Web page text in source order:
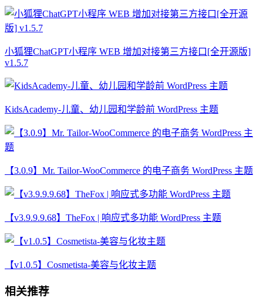
小狐狸ChatGPT小程序 WEB 增加对接第三方接口[全开源版]
v1.5.7
KidsAcademy-儿童、幼儿园和学龄前 WordPress 主题
【3.0.9】Mr. Tailor-WooCommerce 的电子商务 WordPress 主题
【v3.9.9.9.68】TheFox | 响应式多功能 WordPress 主题
【v1.0.5】Cosmetista-美容与化妆主题
相关推荐